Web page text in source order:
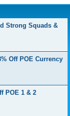
Strong Squads &
Off POE Currency
POE 1 & 2